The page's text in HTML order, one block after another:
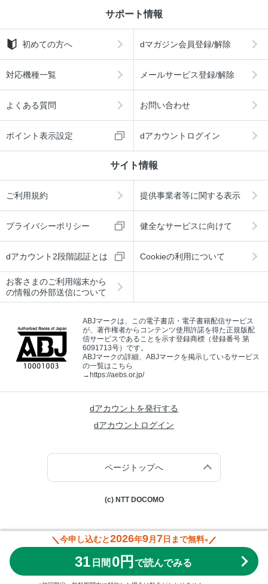
サポート情報
初めての方へ dマガジン会員登録/解除
対応機種一覧 メールサービス登録/解除
よくある質問 お問い合わせ
ポイント表示設定 dアカウントログイン
サイト情報
ご利用規約 提供事業者等に関する表示
プライバシーポリシー 健全なサービスに向けて
dアカウント2段階認証とは Cookieの利用について
お客さまのご利用端末から
の情報の外部送信について
ABJマークは、この電子書店・電子書籍配信サービス
が、著作権者からコンテンツ使用許諾を得た正規版配
信サービスであることを示す登録商標（登録番号 第
6091713号）です。
ABJマークの詳細、ABJマークを掲示しているサービス
の一覧はこちら
→https://aebs.or.jp/
dアカウントを発行する
dアカウントログイン
ページトップへ
(c) NTT DOCOMO
今申し込むと2026年9月 7日まで無料※
31 日間 0円 で読んでみる